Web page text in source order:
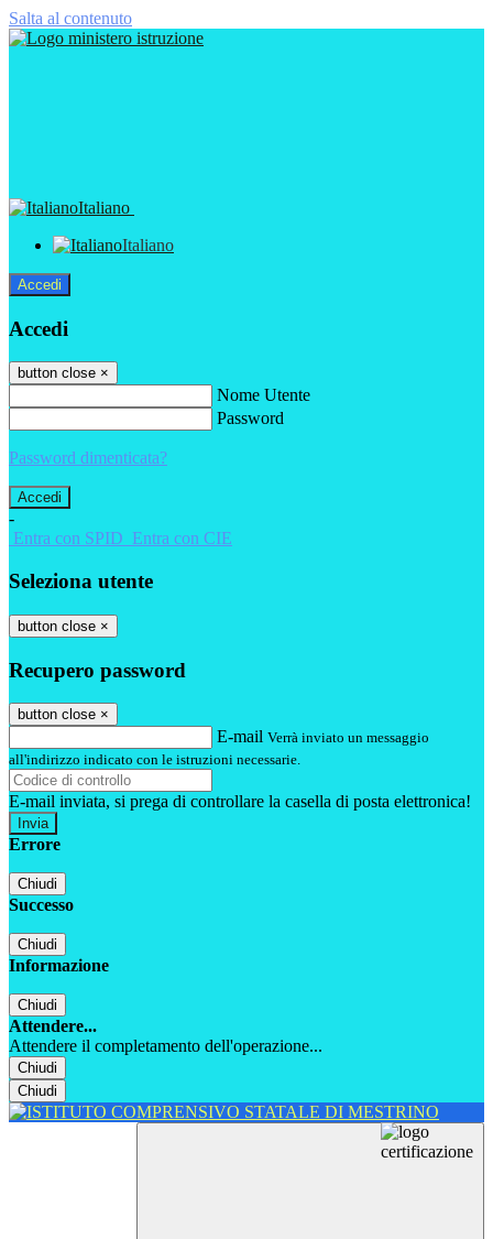
Salta al contenuto
Italiano
Italiano
Accedi
Accedi
button close ×
Nome Utente
Password
Password dimenticata?
-
Entra con SPID Entra con CIE
Seleziona utente
button close ×
Recupero password
button close ×
E-mail Verrà inviato un messaggio
all'indirizzo indicato con le istruzioni necessarie.
E-mail inviata, si prega di controllare la casella di posta elettronica!
Errore
Chiudi
Successo
Chiudi
Informazione
Chiudi
Attendere...
Attendere il completamento dell'operazione...
Chiudi
Chiudi